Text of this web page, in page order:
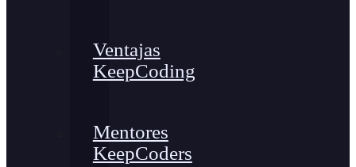
Ventajas
KeepCoding
Mentores
KeepCoders